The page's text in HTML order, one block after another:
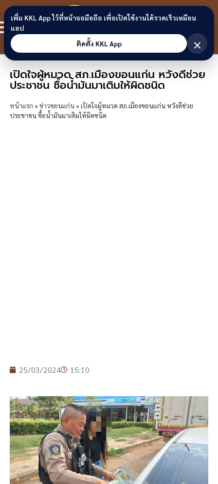
Skip to content
ขอนแก่น
ลิงก์
เปิดใจผู้หมวด สภ.เมืองขอนแก่น หวังดีช่วย
ประชาชน ซื้อน้ำมันมาเติมให้ผิดชนิด
หน้าแรก »ข่าวขอนแก่น»เปิดใจผู้หมวด สภ.เมืองขอนแก่น หวังดีช่วย
ประชาชน ซื้อน้ำมันมาเติมให้ผิดชนิด
25/03/2024 15:10
เพิ่ม KKL App ไว้ที่หน้าจอมือถือ เพื่อเปิดใช้งานได้รวดเร็วเหมือน
แอป
ติดตั้ง KKL App
×